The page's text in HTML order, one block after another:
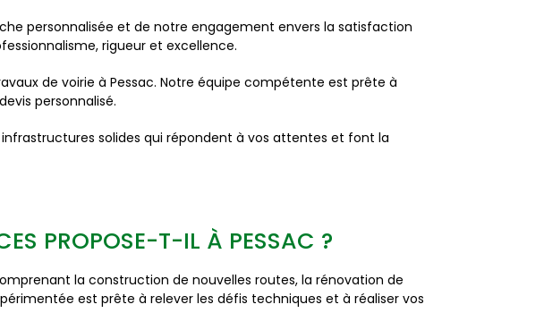
personnalisée et de notre engagement envers la satisfaction
rigueur et excellence.
de voirie à Pessac. Notre équipe compétente est prête à
personnalisé.
solides qui répondent à vos attentes et font la
PROPOSE-T-IL À PESSAC ?
la construction de nouvelles routes, la rénovation de
est prête à relever les défis techniques et à réaliser vos